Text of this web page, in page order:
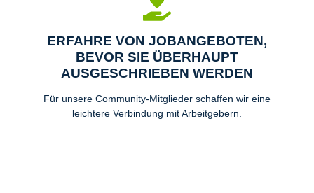
ERFAHRE VON JOBANGEBOTEN,
BEVOR SIE ÜBERHAUPT
AUSGESCHRIEBEN WERDEN
Für unsere Community-Mitglieder schaffen wir eine
leichtere Verbindung mit Arbeitgebern.